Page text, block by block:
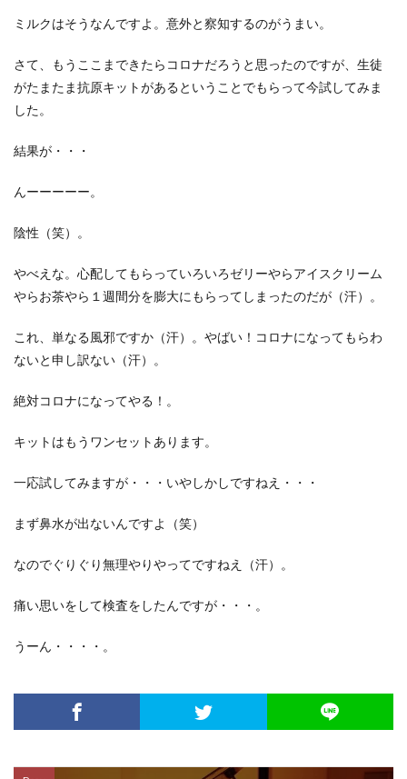
ミルクはそうなんですよ。意外と察知するのがうまい。
さて、もうここまできたらコロナだろうと思ったのですが、生徒
がたまたま抗原キットがあるということでもらって今試してみま
した。
結果が・・・
んーーーーー。
陰性（笑）。
やべえな。心配してもらっていろいろゼリーやらアイスクリーム
やらお茶やら１週間分を膨大にもらってしまったのだが（汗）。
これ、単なる風邪ですか（汗）。やばい！コロナになってもらわ
ないと申し訳ない（汗）。
絶対コロナになってやる！。
キットはもうワンセットあります。
一応試してみますが・・・いやしかしですねえ・・・
まず鼻水が出ないんですよ（笑）
なのでぐりぐり無理やりやってですねえ（汗）。
痛い思いをして検査をしたんですが・・・。
うーん・・・・。